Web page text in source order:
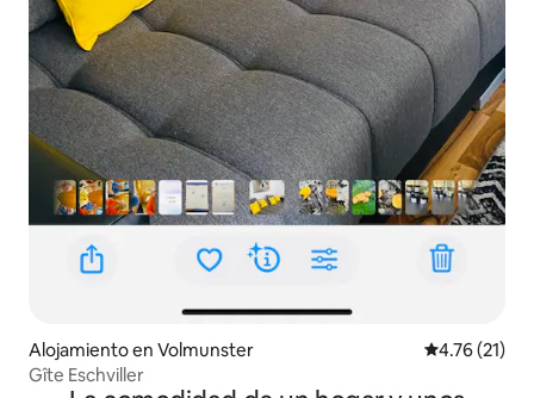
Alojamiento en Volmunster Calificación
4.76 (21)
Gîte Eschviller